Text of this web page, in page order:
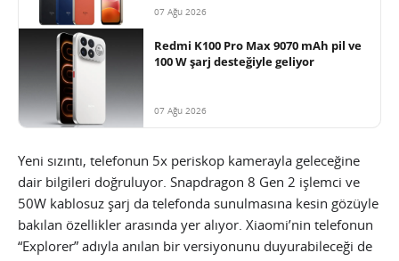
07 Ağu 2026
Redmi K100 Pro Max 9070 mAh pil ve
100 W şarj desteğiyle geliyor
07 Ağu 2026
Yeni sızıntı, telefonun 5x periskop kamerayla geleceğine
dair bilgileri doğruluyor. Snapdragon 8 Gen 2 işlemci ve
50W kablosuz şarj da telefonda sunulmasına kesin gözüyle
bakılan özellikler arasında yer alıyor. Xiaomi’nin telefonun
“Explorer” adıyla anılan bir versiyonunu duyurabileceği de